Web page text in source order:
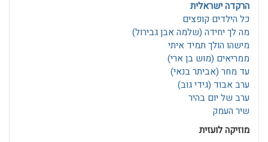
הרקדה ישראלית
כל הילדים קופצים
מה לך יחידה (שלמה אבן גבירול)
מישהו הולך תמיד איתי
ממריאים (מוש בן ארי)
עד מחר (אביתר בנאי)
ערב אבוד (גידי גוב)
ערב של יום בהיר
שיר העמק
מוזיקה לועזית